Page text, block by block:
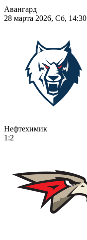
Авангард
28 марта 2026, Сб, 14:30
Нефтехимик
1:2